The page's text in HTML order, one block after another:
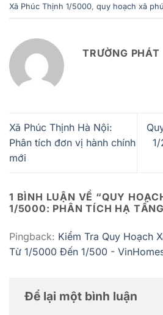
Xã Phúc Thịnh 1/5000, quy hoạch xã
TRƯỜNG PHÁT
Xã Phúc Thịnh Hà Nội:
Phân tích đơn vị hành chính
mới
1 BÌNH LUẬN VỀ “QUY
1/5000: PHÂN TÍCH HẠ
Pingback: Kiểm Tra Quy Hoạch
Từ 1/5000 Đến 1/500 -
Để lại một bình luận